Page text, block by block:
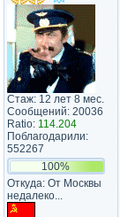
Стаж: 12 лет 8 мес.
Сообщений: 20036
Ratio: 114.204
Поблагодарили:
552267
100%
Откуда: От Москвы
недалеко...